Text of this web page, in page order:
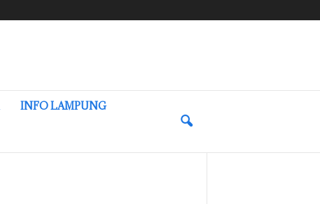
INFO LAMPUNG